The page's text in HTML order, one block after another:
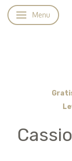
Skifte navigation
Menu